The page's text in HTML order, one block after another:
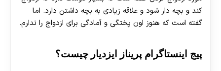
کند و بچه دار شود و علاقه زیادی به بچه داشتن دارد. اما
گفته است که هنوز اون پختگی و آمادگی برای ازدواج را ندارم.
پیج اینستاگرام پریناز ایزدیار چیست؟